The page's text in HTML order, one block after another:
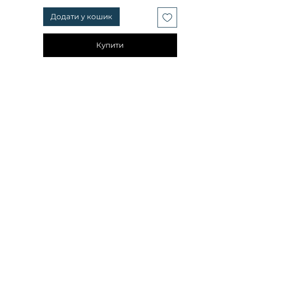
Додати у кошик
Купити